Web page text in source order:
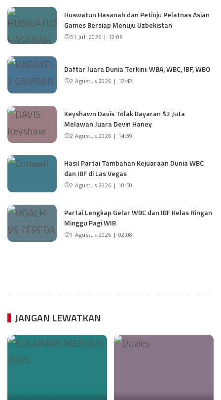
Huswatun Hasanah dan Petinju Pelatnas Asian
Games Bersiap Menuju Uzbekistan
31 Juli 2026 | 12:08
Daftar Juara Dunia Terkini: WBA, WBC, IBF, WBO
2 Agustus 2026 | 12:42
Keyshawn Davis Tolak Bayaran $2 Juta
Melawan Juara Devin Haney
2 Agustus 2026 | 14:39
Hasil Partai Tambahan Kejuaraan Dunia WBC
dan IBF di Las Vegas
2 Agustus 2026 | 10:50
Partai Lengkap Gelar WBC dan IBF Kelas Ringan
Minggu Pagi WIB
1 Agustus 2026 | 02:08
JANGAN LEWATKAN